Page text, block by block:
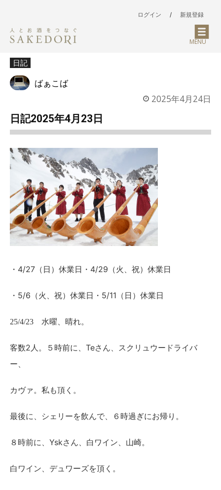
ログイン / 新規登録
MENU
日記
ばぁこば
2025年4月24日
日記2025年4月23日
・ 4/27（日）休業日・4/29（火、祝）休業日
・ 5/6（火、祝）休業日・5/11（日）休業日
25/4/23 水曜、晴れ。
客数2人。５時前に、Teさん、スクリュウードライバ
ー、
カヴァ。私も頂く。
最後に、シェリーを飲んで、６時過ぎにお帰り。
８時前に、 Yskさん、白ワイン、山崎。
白ワイン、デュワーズを頂く。